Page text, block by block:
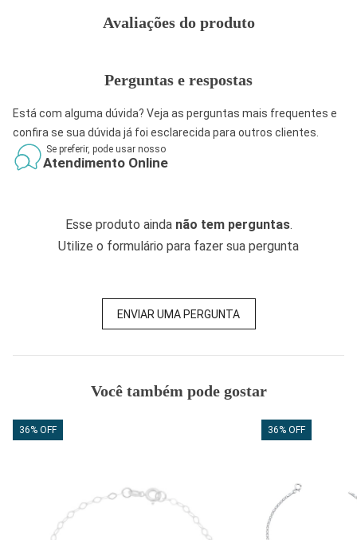
Avaliações do produto
Perguntas e respostas
Está com alguma dúvida? Veja as perguntas mais frequentes e
confira se sua dúvida já foi esclarecida para outros clientes.
Se preferir, pode usar nosso
Atendimento Online
Esse produto ainda não tem perguntas.
Utilize o formulário para fazer sua pergunta
ENVIAR UMA PERGUNTA
Você também pode gostar
36% OFF 36% OFF